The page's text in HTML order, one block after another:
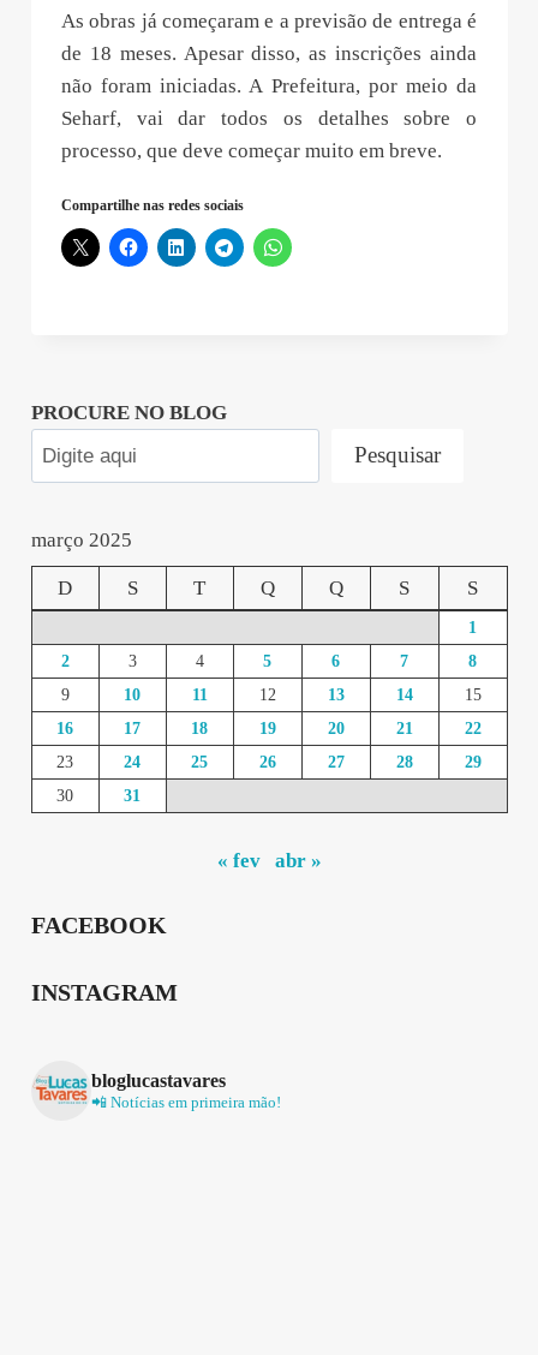
As obras já começaram e a previsão de entrega é
de 18 meses. Apesar disso, as inscrições ainda
não foram iniciadas. A Prefeitura, por meio da
Seharf, vai dar todos os detalhes sobre o
processo, que deve começar muito em breve.
Compartilhe nas redes sociais
PROCURE NO BLOG
Pesquisar
março 2025
D S T Q Q S S
1
2
3 4 5 6 7
8
9
10 11 12 13 14
15
16
17 18 19 20 21
22
23
24 25 26 27 28
29
30
31
« fev abr »
FACEBOOK
INSTAGRAM
bloglucastavares
📲 Notícias em primeira mão!